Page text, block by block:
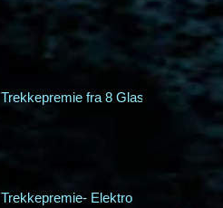
Trekkepremie fra 8 Glass
Trekkepremie- Elektro